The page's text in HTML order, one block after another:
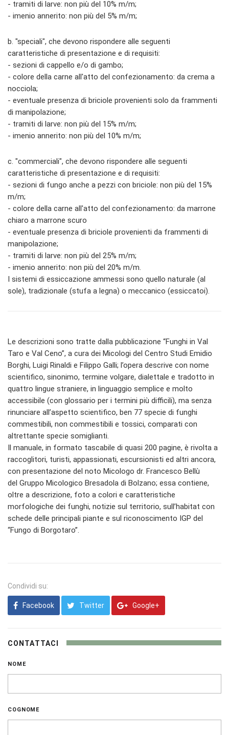
- tramiti di larve: non più del 10% m/m;
- imenio annerito: non più del 5% m/m;
b. "speciali", che devono rispondere alle seguenti
caratteristiche di presentazione e di requisiti:
- sezioni di cappello e/o di gambo;
- colore della carne all'atto del confezionamento: da crema a
nocciola;
- eventuale presenza di briciole provenienti solo da frammenti
di manipolazione;
- tramiti di larve: non più del 15% m/m;
- imenio annerito: non più del 10% m/m;
c. "commerciali", che devono rispondere alle seguenti
caratteristiche di presentazione e di requisiti:
- sezioni di fungo anche a pezzi con briciole: non più del 15%
m/m;
- colore della carne all'atto del confezionamento: da marrone
chiaro a marrone scuro
- eventuale presenza di briciole provenienti da frammenti di
manipolazione;
- tramiti di larve: non più del 25% m/m;
- imenio annerito: non più del 20% m/m.
I sistemi di essiccazione ammessi sono quello naturale (al
sole), tradizionale (stufa a legna) o meccanico (essiccatoi).
Le descrizioni sono tratte dalla pubblicazione “Funghi in Val
Taro e Val Ceno”, a cura dei Micologi del Centro Studi Emidio
Borghi, Luigi Rinaldi e Filippo Galli; l’opera descrive con nome
scientifico, sinonimo, termine volgare, dialettale e tradotto in
quattro lingue straniere, in linguaggio semplice e molto
accessibile (con glossario per i termini più difficili), ma senza
rinunciare all’aspetto scientifico, ben 77 specie di funghi
commestibili, non commestibili e tossici, comparati con
altrettante specie somiglianti.
Il manuale, in formato tascabile di quasi 200 pagine, è rivolta a
raccoglitori, turisti, appassionati, escursionisti ed altri ancora,
con presentazione del noto Micologo dr. Francesco Bellù
del Gruppo Micologico Bresadola di Bolzano; essa contiene,
oltre a descrizione, foto a colori e caratteristiche
morfologiche dei funghi, notizie sul territorio, sull’habitat con
schede delle principali piante e sul riconoscimento IGP del
“Fungo di Borgotaro”.
Condividi su:
Facebook Twitter Google+
CONTATTACI
NOME
COGNOME